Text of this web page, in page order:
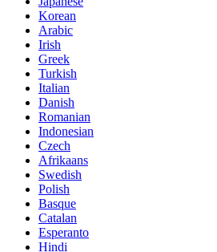
Korean
Arabic
Irish
Greek
Turkish
Italian
Danish
Romanian
Indonesian
Czech
Afrikaans
Swedish
Polish
Basque
Catalan
Esperanto
Hindi